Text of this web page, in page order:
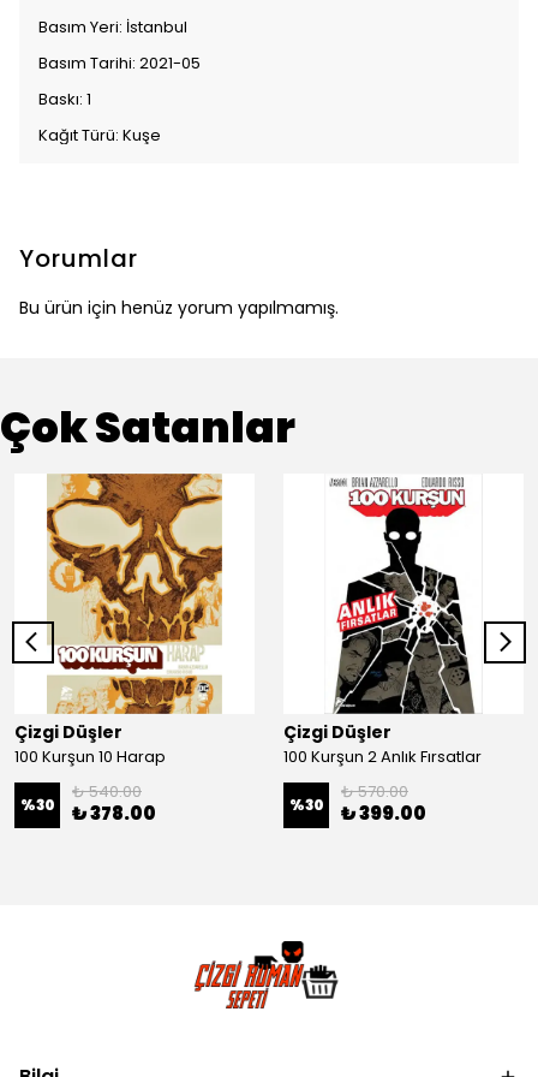
Basım Yeri: İstanbul
Basım Tarihi: 2021-05
Baskı: 1
Kağıt Türü: Kuşe
Yorumlar
Bu ürün için henüz yorum yapılmamış.
Çok Satanlar
Çizgi Düşler
100 Kurşun 10 Harap
%30
₺ 540.00
₺ 378.00
Çizgi Düşler
100 Kurşun 2 Anlık Fırsatlar
%30
₺ 570.00
₺ 399.00